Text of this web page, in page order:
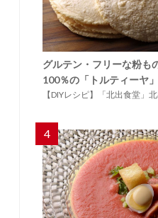
グルテン・フリーな粉も
100％の「トルティーヤ」
【DIYレシピ】「北出食堂」
4